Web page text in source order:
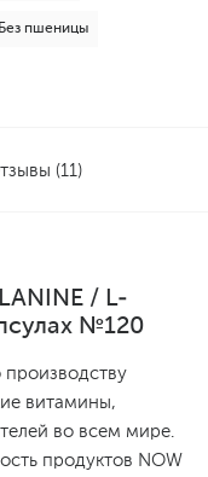
Без пшеницы
(11)
/ L-
№120
производству
витамины,
во всем мире.
продуктов NOW